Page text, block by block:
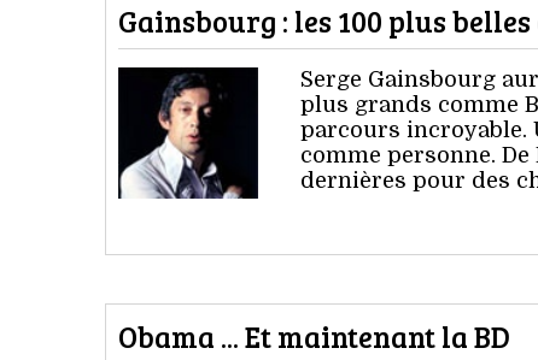
Gainsbourg : les 100 plus
Serge Gainsbourg
plus grands comme
parcours incroyable.
comme personne.
dernières pour des
Obama ... Et maintenant la BD